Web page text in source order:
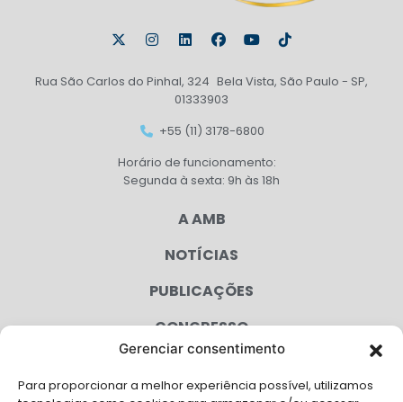
Gerenciar consentimento
Para proporcionar a melhor experiência possível, utilizamos
Rua São Carlos do Pinhal, 324 Bela Vista, São Paulo - SP,
01333903
+55 (11) 3178-6800
Horário de funcionamento:
Segunda à sexta: 9h às 18h
A AMB
NOTÍCIAS
PUBLICAÇÕES
CONGRESSO